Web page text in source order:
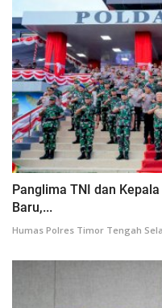
Panglima TNI dan
Baru,...
Humas Polres Timor Tengah